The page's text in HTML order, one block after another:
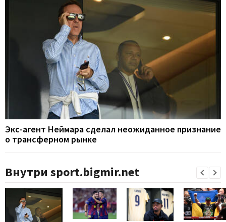
Экс-агент Неймара сделал неожиданное признание
о трансферном рынке
Внутри sport.bigmir.net